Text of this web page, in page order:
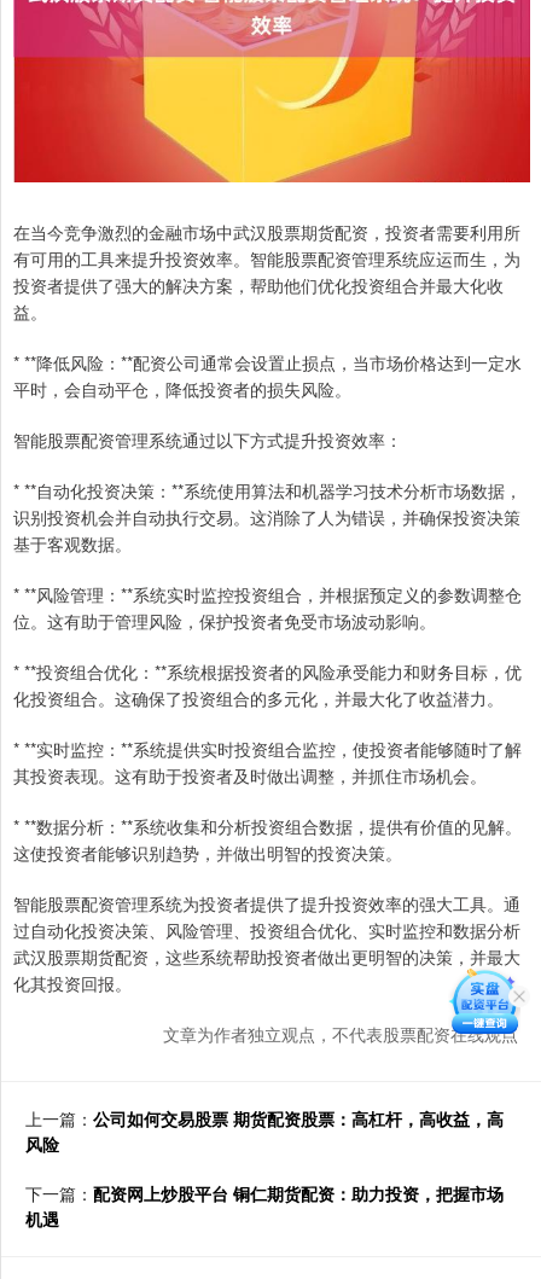
在当今竞争激烈的金融市场中武汉股票期货配资，投资者需要利用所
有可用的工具来提升投资效率。智能股票配资管理系统应运而生，为
投资者提供了强大的解决方案，帮助他们优化投资组合并最大化收
益。
* **降低风险：**配资公司通常会设置止损点，当市场价格达到一定水
平时，会自动平仓，降低投资者的损失风险。
智能股票配资管理系统通过以下方式提升投资效率：
* **自动化投资决策：**系统使用算法和机器学习技术分析市场数据，
识别投资机会并自动执行交易。这消除了人为错误，并确保投资决策
基于客观数据。
* **风险管理：**系统实时监控投资组合，并根据预定义的参数调整仓
位。这有助于管理风险，保护投资者免受市场波动影响。
* **投资组合优化：**系统根据投资者的风险承受能力和财务目标，优
化投资组合。这确保了投资组合的多元化，并最大化了收益潜力。
* **实时监控：**系统提供实时投资组合监控，使投资者能够随时了解
其投资表现。这有助于投资者及时做出调整，并抓住市场机会。
* **数据分析：**系统收集和分析投资组合数据，提供有价值的见解。
这使投资者能够识别趋势，并做出明智的投资决策。
智能股票配资管理系统为投资者提供了提升投资效率的强大工具。通
过自动化投资决策、风险管理、投资组合优化、实时监控和数据分析
武汉股票期货配资，这些系统帮助投资者做出更明智的决策，并最大
化其投资回报。
文章为作者独立观点，不代表股票配资在线观点
上一篇： 公司如何交易股票 期货配资股票：高杠杆，高收益，高
风险
下一篇： 配资网上炒股平台 铜仁期货配资：助力投资，把握市场
机遇